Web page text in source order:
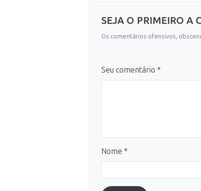
SEJA O PRIMEIRO A
Os comentários ofensivos,
Seu comentário *
Nome *